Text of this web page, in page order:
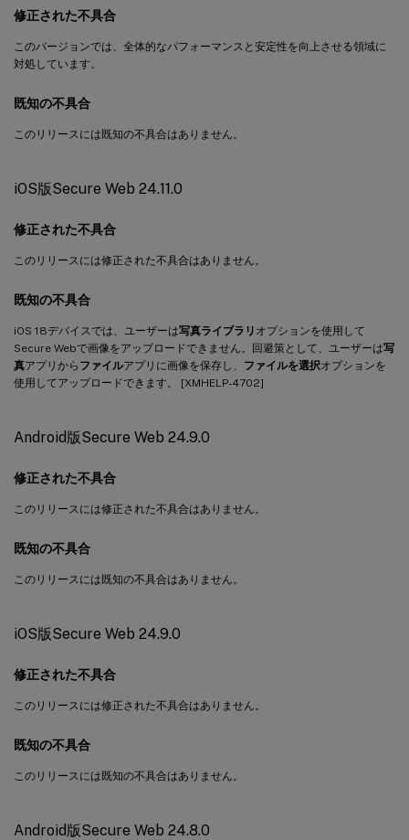
修正された不具合
このバージョンでは、全体的なパフォーマンスと安定性を向上させる領域に
対処しています。
既知の不具合
このリリースには既知の不具合はありません。
iOS版Secure Web 24.11.0
修正された不具合
このリリースには修正された不具合はありません。
既知の不具合
iOS 18デバイスでは、ユーザーは写真ライブラリ オプションを使用して
Secure Webで画像をアップロードできません。回避策として、ユーザーは写
真アプリから ファイルアプリに画像を保存し、 ファイルを選択オプションを
使用してアップロードできます。 [XMHELP-4702]
Android版Secure Web 24.9.0
修正された不具合
このリリースには修正された不具合はありません。
既知の不具合
このリリースには既知の不具合はありません。
iOS版Secure Web 24.9.0
修正された不具合
このリリースには修正された不具合はありません。
既知の不具合
このリリースには既知の不具合はありません。
Android版Secure Web 24.8.0